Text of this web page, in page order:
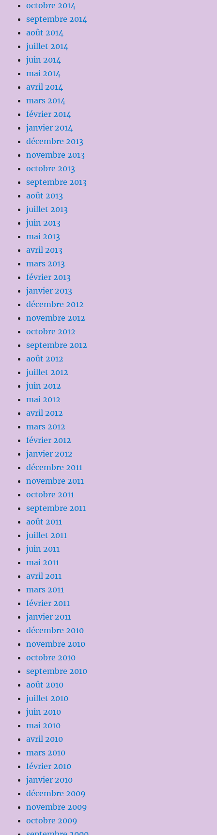
octobre 2014
septembre 2014
août 2014
juillet 2014
juin 2014
mai 2014
avril 2014
mars 2014
février 2014
janvier 2014
décembre 2013
novembre 2013
octobre 2013
septembre 2013
août 2013
juillet 2013
juin 2013
mai 2013
avril 2013
mars 2013
février 2013
janvier 2013
décembre 2012
novembre 2012
octobre 2012
septembre 2012
août 2012
juillet 2012
juin 2012
mai 2012
avril 2012
mars 2012
février 2012
janvier 2012
décembre 2011
novembre 2011
octobre 2011
septembre 2011
août 2011
juillet 2011
juin 2011
mai 2011
avril 2011
mars 2011
février 2011
janvier 2011
décembre 2010
novembre 2010
octobre 2010
septembre 2010
août 2010
juillet 2010
juin 2010
mai 2010
avril 2010
mars 2010
février 2010
janvier 2010
décembre 2009
novembre 2009
octobre 2009